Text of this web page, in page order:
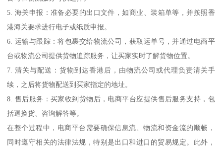
5. 海关申报：准备必要的出口文件，如商业、装箱单等，并按照香
港海关要求进行电子或纸质申报。
6. 运输与跟踪：将包裹交给物流公司，获取运单号，并通过电商平
台或物流公司提供货物追踪服务，让买家实时了解货物位置。
7. 清关与配送：货物到达香港后，由物流公司或代理负责清关手
续，之后将货物配送到买家指定的地址。
8. 售后服务：买家收到货物后，电商平台应提供售后服务支持，包
括退换货、咨询解答等。
在整个过程中，电商平台需要确保信息流、物流和资金流的顺畅，
同时遵守相关的法律法规，特别是出口和进口的贸易规定。此外，